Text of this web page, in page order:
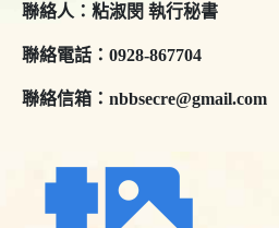
聯絡人：粘淑閔 執行秘書
聯絡電話：0928-867704
聯絡信箱：nbbsecre@gmail.com